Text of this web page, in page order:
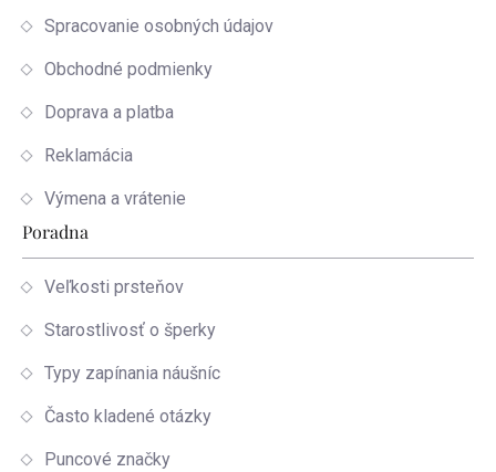
Spracovanie osobných údajov
Obchodné podmienky
Doprava a platba
Reklamácia
Výmena a vrátenie
Poradna
Veľkosti prsteňov
Starostlivosť o šperky
Typy zapínania náušníc
Často kladené otázky
Puncové značky